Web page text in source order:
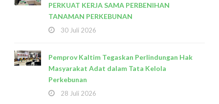
PERKUAT KERJA SAMA PERBENIHAN
TANAMAN PERKEBUNAN
30 Juli 2026
Pemprov Kaltim Tegaskan Perlindungan Hak
Masyarakat Adat dalam Tata Kelola
Perkebunan
28 Juli 2026